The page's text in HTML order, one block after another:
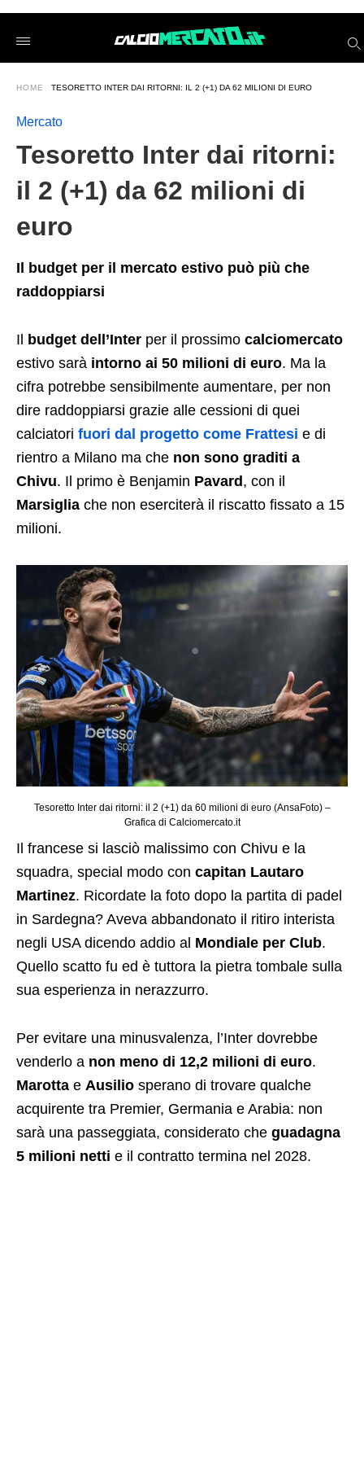
/2026/05/29/tesoretto-
dai-
62-
milioni-
euro/amp/
HOME TESORETTO INTER DAI RITORNI: IL 2 (+1) DA 62 MILIONI DI EURO
Mercato
Tesoretto Inter dai ritorni:
il 2 (+1) da 62 milioni di
euro
Il budget per il mercato estivo può più che
raddoppiarsi
Il budget dell’Inter per il prossimo calciomercato
estivo sarà intorno ai 50 milioni di euro. Ma la
cifra potrebbe sensibilmente aumentare, per non
dire raddoppiarsi grazie alle cessioni di quei
calciatori fuori dal progetto come Frattesi e di
rientro a Milano ma che non sono graditi a
Chivu. Il primo è Benjamin Pavard , con il
Marsiglia che non eserciterà il riscatto fissato a 15
milioni.
Tesoretto Inter dai ritorni: il 2 (+1) da 60 milioni di euro (AnsaFoto) –
Grafica di Calciomercato.it
Il francese si lasciò malissimo con Chivu e la
squadra, special modo con capitan Lautaro
Martinez. Ricordate la foto dopo la partita di padel
in Sardegna? Aveva abbandonato il ritiro interista
negli USA dicendo addio al Mondiale per Club.
Quello scatto fu ed è tuttora la pietra tombale sulla
sua esperienza in nerazzurro.
Per evitare una minusvalenza, l’Inter dovrebbe
venderlo a non meno di 12,2 milioni di euro.
Marotta e Ausilio sperano di trovare qualche
acquirente tra Premier, Germania e Arabia: non
sarà una passeggiata, considerato che guadagna
5 milioni netti e il contratto termina nel 2028.